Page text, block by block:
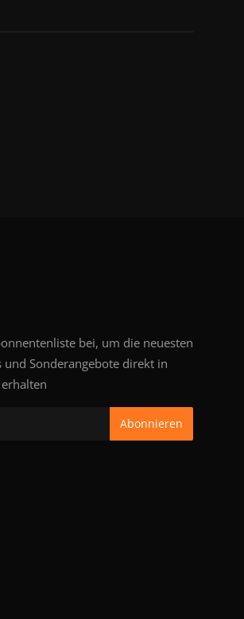
bei, um die neuesten
und Sonderangebote direkt in
Abonnieren